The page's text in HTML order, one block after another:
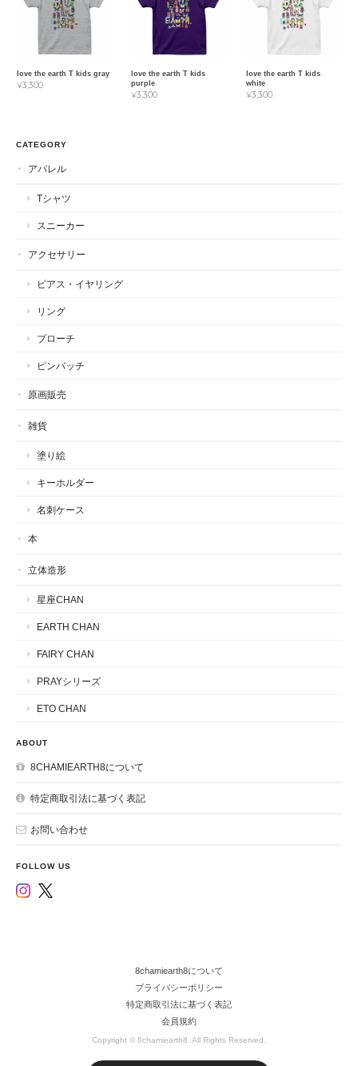
love the earth T kids gray
¥3,300
love the earth T kids
purple
¥3,300
love the earth T kids
white
¥3,300
CATEGORY
アパレル
Tシャツ
スニーカー
アクセサリー
ピアス・イヤリング
リング
ブローチ
ピンバッチ
原画販売
雑貨
塗り絵
キーホルダー
名刺ケース
本
立体造形
星座CHAN
EARTH CHAN
FAIRY CHAN
PRAYシリーズ
ETO CHAN
ABOUT
8CHAMIEARTH8について
特定商取引法に基づく表記
お問い合わせ
FOLLOW US
8chamiearth8について
プライバシーポリシー
特定商取引法に基づく表記
会員規約
Copyright © 8chamiearth8. All Rights Reserved.